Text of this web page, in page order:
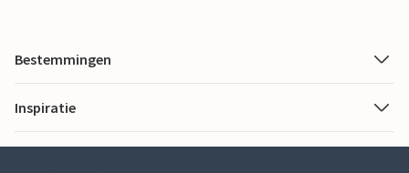
Bestemmingen
Inspiratie